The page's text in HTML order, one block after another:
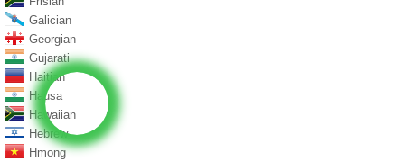
Galician
Georgian
Gujarati
Haitian
Hausa
Hawaiian
Hebrew
Hmong